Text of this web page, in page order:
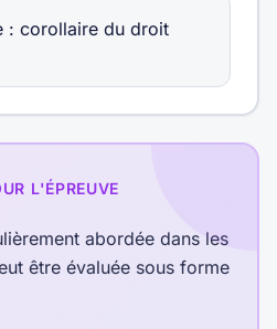
: corollaire du droit
L'ÉPREUVE
abordée dans les
être évaluée sous forme